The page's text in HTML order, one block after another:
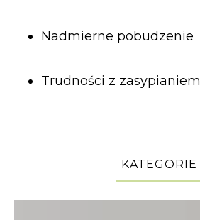
Nadmierne pobudzenie
Trudności z zasypianiem
KATEGORIE